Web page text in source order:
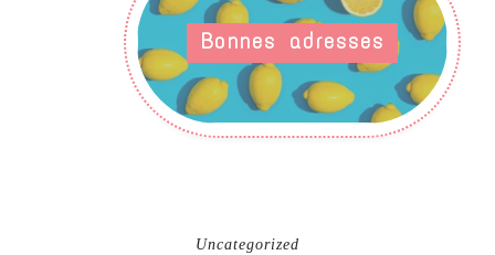
Bonnes adresses
Uncategorized